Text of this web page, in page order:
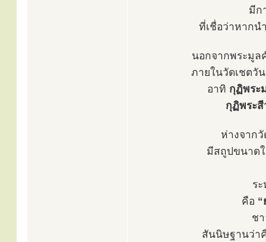
มีก
ที่เชื่อว่าหากน
นอกจากพระมูล
ภายในวัดเชตวั
อาทิ กุฏิพระ
กุฏิพระ
ห่างจาก
มีสถูปขนาด
ร
คือ
ช
สันนิษฐานว่า